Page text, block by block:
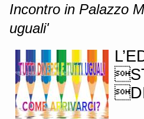
Incontro in Palazzo
uguali'